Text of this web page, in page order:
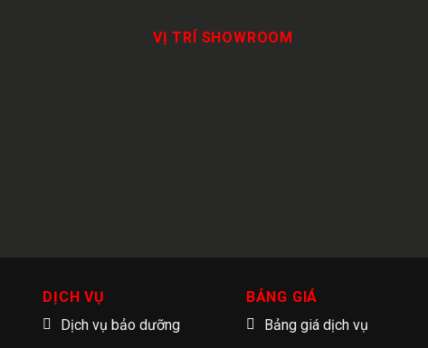
VỊ TRÍ SHOWROOM
DỊCH VỤ
Dịch vụ bảo dưỡng
BẢNG GIÁ
Bảng giá dịch vụ